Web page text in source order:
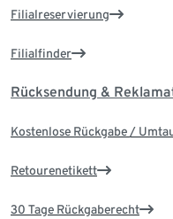
Filialreservierung
Filialfinder
Rücksendung &
Kostenlose Rückgabe /
Retourenetikett
30 Tage Rückgaberecht